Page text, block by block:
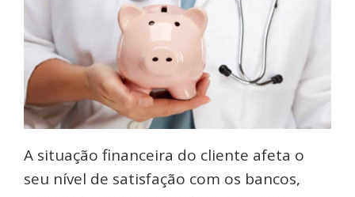
A situação financeira do cliente afeta o
seu nível de satisfação com os bancos,